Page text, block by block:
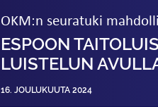
OKM:n seuratuki
ESPOON
LUISTELUN
16. JOULUKUUTA 2024